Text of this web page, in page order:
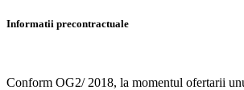
Informatii precontractuale
Conform OG2/ 2018, la momentul ofertarii